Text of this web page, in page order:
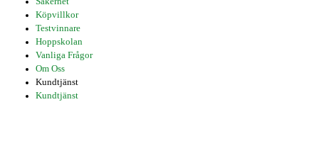
Köpvillkor
Testvinnare
Hoppskolan
Vanliga Frågor
Om Oss
Kundtjänst
Kundtjänst